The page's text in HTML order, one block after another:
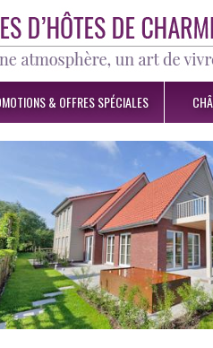
& OFFRES SPÉCIALES